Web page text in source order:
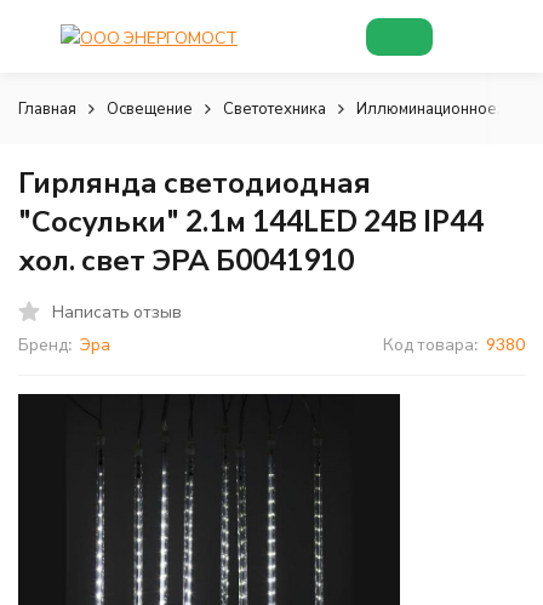
Главная Освещение Светотехника Иллюминационное,
Гирлянда светодиодная
"Сосульки" 2.1м 144LED 24В IP44
хол. свет ЭРА Б0041910
Написать отзыв
Бренд: Эра Код товара: 9380